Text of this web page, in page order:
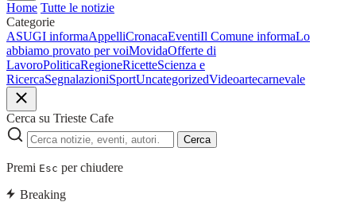
Home Tutte le notizie
Categorie
ASUGI informaAppelliCronacaEventiIl Comune informaLo
abbiamo provato per voiMovidaOfferte di
LavoroPoliticaRegioneRicetteScienza e
RicercaSegnalazioniSportUncategorizedVideoartecarnevale
Cerca su Trieste Cafe
Cerca
Premi Esc per chiudere
Breaking